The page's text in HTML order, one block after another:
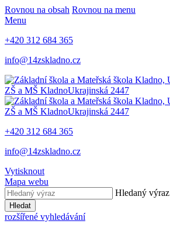
Rovnou na obsah Rovnou na menu
Menu
+420 312 684 365
info@14zskladno.cz
ZŠ a MŠ KladnoUkrajinská 2447
ZŠ a MŠ KladnoUkrajinská 2447
+420 312 684 365
info@14zskladno.cz
Vytisknout
Mapa webu
Hledaný výraz
Hledat
rozšířené vyhledávání